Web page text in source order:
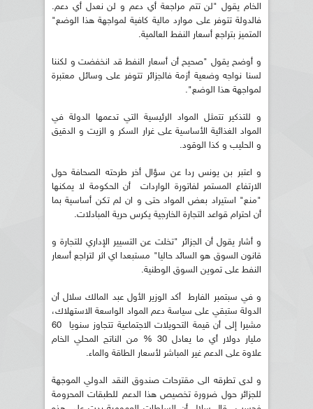
الخام يقول "لن تتم مراجعة أي دعم و لن نعدل أي دعم.
فالدولة تتوفر على موارد مالية كافية لمواجهة هذا الوضع"
المتميز بتراجع أسعار النفط العالمية.
و أوضح يقول "صحيح أن أسعار النفط قد انخفضت و لكننا
لسنا نواجه وضعية أزمة فالجزائر تتوفر على وسائل معتبرة
لمواجهة هذا الوضع".
و للتذكير تتمثل المواد الرئيسية التي تدعمها الدولة في
المواد الغذائية الأساسية على غرار السكر و الزيت و الدقيق
و الحليب و كذا الوقود.
و اعتبر بن يونس ردا عن سؤال أخر طرحته الصحافة حول
الارتفاع المستمر لفاتورة الواردات أن الحكومة لا يمكنها
"منع" استيراد بعض المواد حتى و ان لم تكن أساسية بما
أن احترام قواعد التجارة الخارجية يكرس حرية المبادلات.
و أشار يقول أن الجزائر "تخلت عن التسيير الإداري للتجارة و
قانون السوق هو السائد حاليا" مستبعدا اي اثر لتراجع أسعار
النفط على تموين السوق الوطنية.
و في سبتمبر الفارط أكد الوزير الأول عبد المالك سلال أن
الدولة ستبقي على سياسة دعم المواد الواسعة الاستهلاك،
مشيرا إلى أن قيمة التحويلات الاجتماعية تتجاوز سنويا 60
مليار دولار أي ما يعادل 30 % من الناتج المحلي الخام
علاوة على الدعم غير المباشر لأسعار الطاقة والماء.
و لدى تطرقه الى مقترحات صندوق النقد الدولي الموجهة
للجزائر حول ضرورة تخصيص هذا الدعم للطبقات المحرومة